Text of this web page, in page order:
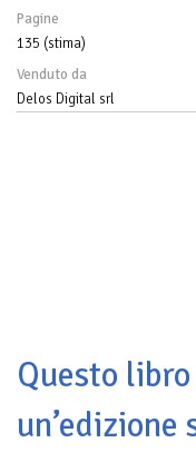
Pagine
135 (stima)
Venduto da
Delos Digital srl
Questo
un’edizione